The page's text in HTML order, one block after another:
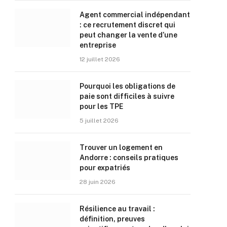
Agent commercial indépendant
: ce recrutement discret qui
peut changer la vente d’une
entreprise
12 juillet 2026
Pourquoi les obligations de
paie sont difficiles à suivre
pour les TPE
5 juillet 2026
Trouver un logement en
Andorre : conseils pratiques
pour expatriés
28 juin 2026
Résilience au travail :
définition, preuves